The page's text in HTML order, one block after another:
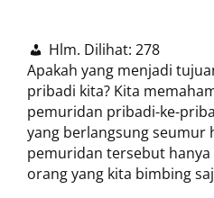
Hlm. Dilihat: 278
Apakah yang menjadi
pribadi kita? Kita
pemuridan pribadi-ke-
yang berlangsung seumur
pemuridan tersebut
orang yang kita bimbing